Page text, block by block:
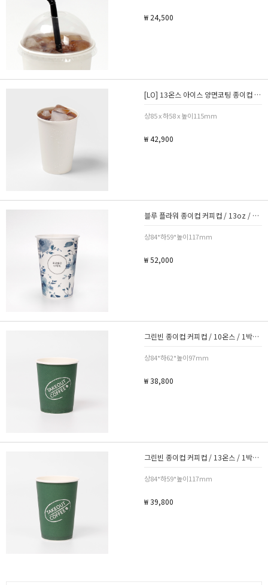
₩ 24,500
[LO] 13온스 아이스 양면코팅 종이컵 1박스
상85 x 하58 x 높이115mm
₩ 42,900
블루 플라워 종이컵 커피컵 / 13oz / 1박스 1000개
상84*하59*높이117mm
₩ 52,000
그린빈 종이컵 커피컵 / 10온스 / 1박스 1000개
상84*하62*높이97mm
₩ 38,800
그린빈 종이컵 커피컵 / 13온스 / 1박스 1000개
상84*하59*높이117mm
₩ 39,800